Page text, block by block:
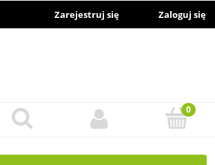
Zarejestruj się Zaloguj się